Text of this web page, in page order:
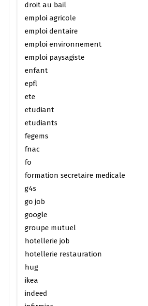
droit au bail
emploi agricole
emploi dentaire
emploi environnement
emploi paysagiste
enfant
epfl
ete
etudiant
etudiants
fegems
fnac
fo
formation secretaire medicale
g4s
go job
google
groupe mutuel
hotellerie job
hotellerie restauration
hug
ikea
indeed